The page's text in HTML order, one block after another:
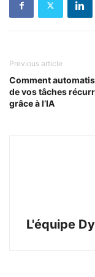
Previous article
Comment
de vos tâches
grâce à l’IA
L'équipe